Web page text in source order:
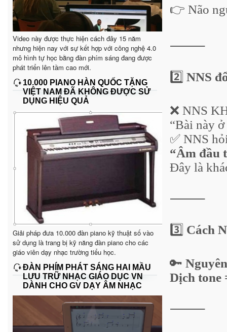
Video này được thực hiện cách đây 15 năm
nhưng hiện nay với sự kết hợp với công nghệ 4.0
mô hình tự học bằng đàn phím sáng đang được
phát triển lên tầm cao mới.
10.000 PIANO HÀN QUỐC TẶNG
VIỆT NAM ĐÃ KHÔNG ĐƯỢC SỬ
DỤNG HIỆU QUẢ
Giải pháp đưa 10.000 đàn piano kỹ thuật số vào
sử dụng là trang bị kỹ năng đàn piano cho các
giáo viên dạy nhạc trường tiểu học.
ĐÀN PHÍM PHÁT SÁNG HAI MẦU
LƯU TRỮ NHẠC GIÁO DỤC VN
DÀNH CHO GV DẠY ÂM NHẠC
👉 Não
⸻
2️⃣ NNS
❌ NNS
“Bài này
✅ NNS
“Âm đầu
Đây là
⸻
3️⃣ Cách
🔑
Dịch tone
⸻